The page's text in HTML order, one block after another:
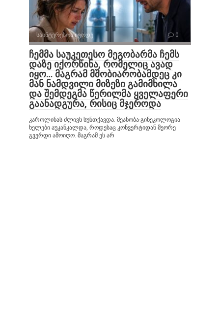
საინტერესოა იცოდე 0
ჩემმა საუკეთესო მეგობარმა ჩემს
დაზე იქორწინა, რომელიც ავად
იყო… მაგრამ მშობიარობამდეც კი
მან ნამდვილი მიზეზი გამიმხილა
და შემდეგმა წერილმა ყველაფერი
გაანადგურა, რისიც მჯეროდა
კაროლინას ძლივს სუნთქავდა. მეანობა-გინეკოლოგია
ხელები აუკანკალდა, როდესაც კონვერტიდან მეორე
გვერდი ამოიღო. მაგრამ ეს არ